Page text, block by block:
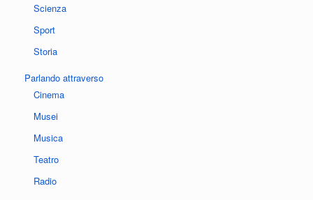
Scienza
Sport
Storia
Parlando attraverso
Cinema
Musei
Musica
Teatro
Radio